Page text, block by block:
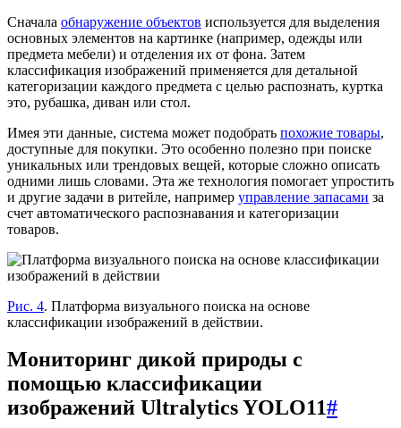
Сначала обнаружение объектов используется для выделения
основных элементов на картинке (например, одежды или
предмета мебели) и отделения их от фона. Затем
классификация изображений применяется для детальной
категоризации каждого предмета с целью распознать, куртка
это, рубашка, диван или стол.
Имея эти данные, система может подобрать похожие товары,
доступные для покупки. Это особенно полезно при поиске
уникальных или трендовых вещей, которые сложно описать
одними лишь словами. Эта же технология помогает упростить
и другие задачи в ритейле, например управление запасами за
счет автоматического распознавания и категоризации
товаров.
Рис. 4. Платформа визуального поиска на основе
классификации изображений в действии.
Мониторинг дикой природы с
помощью классификации
изображений Ultralytics YOLO11#